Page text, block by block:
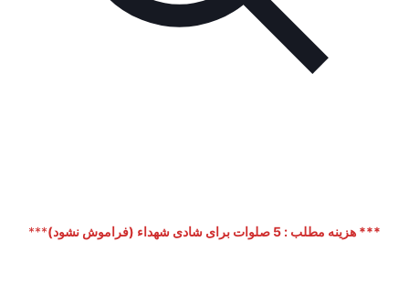
*** هزینه مطلب : 5 صلوات برای شادی شهداء (فراموش نشود) ***